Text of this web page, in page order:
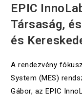
EPIC
Társaság,
és
A rendezvény
System (MES)
Gábor, az EPIC